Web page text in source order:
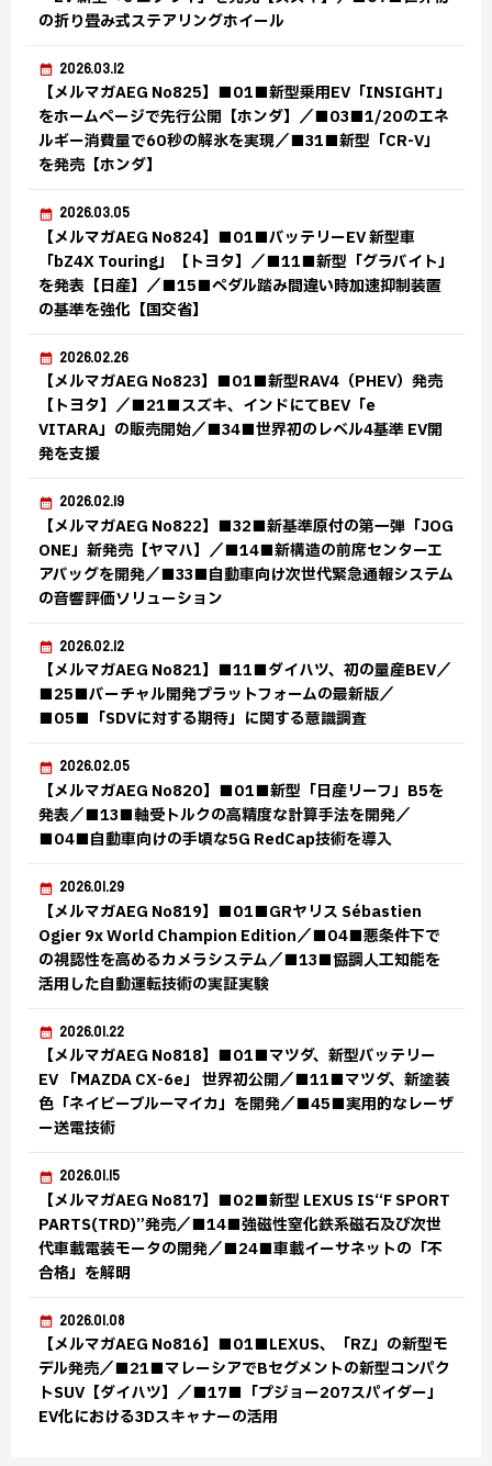
の折り畳み式ステアリングホイール
2026.03.12
【メルマガAEG No825】■01■新型乗用EV「INSIGHT」
をホームページで先行公開【ホンダ】／■03■1/20のエネ
ルギー消費量で60秒の解氷を実現／■31■新型「CR-V」
を発売【ホンダ】
2026.03.05
【メルマガAEG No824】■01■バッテリーEV 新型車
「bZ4X Touring」【トヨタ】／■11■新型「グラバイト」
を発表【日産】／■15■ペダル踏み間違い時加速抑制装置
の基準を強化【国交省】
2026.02.26
【メルマガAEG No823】■01■新型RAV4（PHEV）発売
【トヨタ】／■21■スズキ、インドにてBEV「e
VITARA」の販売開始／■34■世界初のレベル4基準 EV開
発を支援
2026.02.19
【メルマガAEG No822】■32■新基準原付の第一弾「JOG
ONE」新発売【ヤマハ】／■14■新構造の前席センターエ
アバッグを開発／■33■自動車向け次世代緊急通報システム
の音響評価ソリューション
2026.02.12
【メルマガAEG No821】■11■ダイハツ、初の量産BEV／
■25■バーチャル開発プラットフォームの最新版／
■05■「SDVに対する期待」に関する意識調査
2026.02.05
【メルマガAEG No820】■01■新型「日産リーフ」B5を
発表／■13■軸受トルクの高精度な計算手法を開発／
■04■自動車向けの手頃な5G RedCap技術を導入
2026.01.29
【メルマガAEG No819】■01■GRヤリス Sébastien
Ogier 9x World Champion Edition／■04■悪条件下で
の視認性を高めるカメラシステム／■13■協調人工知能を
活用した自動運転技術の実証実験
2026.01.22
【メルマガAEG No818】■01■マツダ、新型バッテリー
EV 「MAZDA CX-6e」 世界初公開／■11■マツダ、新塗装
色「ネイビーブルーマイカ」を開発／■45■実用的なレーザ
ー送電技術
2026.01.15
【メルマガAEG No817】■02■新型 LEXUS IS“F SPORT
PARTS(TRD)”発売／■14■強磁性窒化鉄系磁石及び次世
代車載電装モータの開発／■24■車載イーサネットの「不
合格」を解明
2026.01.08
【メルマガAEG No816】■01■LEXUS、「RZ」の新型モ
デル発売／■21■マレーシアでBセグメントの新型コンパク
トSUV【ダイハツ】／■17■「プジョー207スパイダー」
EV化における3Dスキャナーの活用